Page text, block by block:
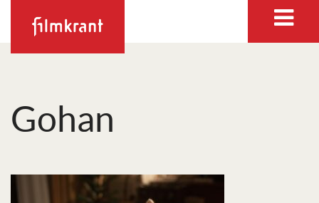
Gohan